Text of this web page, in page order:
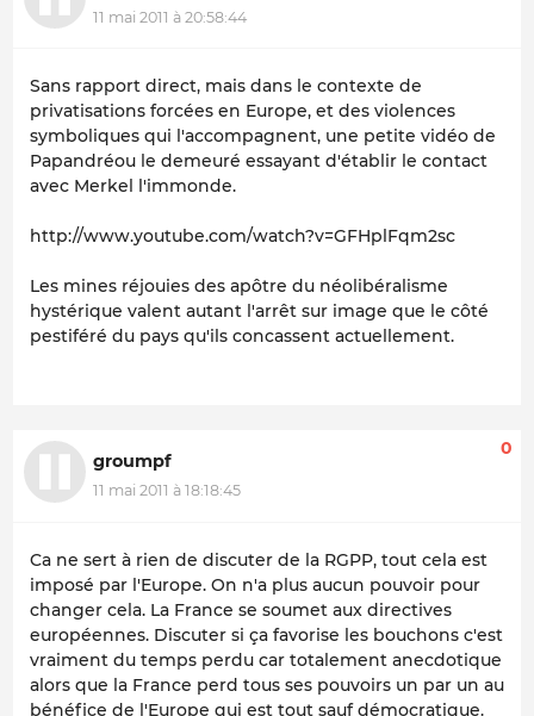
11 mai 2011 à 20:58:44
Sans rapport direct, mais dans le contexte de
privatisations forcées en Europe, et des violences
symboliques qui l'accompagnent, une petite vidéo de
Papandréou le demeuré essayant d'établir le contact
avec Merkel l'immonde.
http://www.youtube.com/watch?v=GFHplFqm2sc
Les mines réjouies des apôtre du néolibéralisme
hystérique valent autant l'arrêt sur image que le côté
pestiféré du pays qu'ils concassent actuellement.
groumpf
11 mai 2011 à 18:18:45
0
Ca ne sert à rien de discuter de la RGPP, tout cela est
imposé par l'Europe. On n'a plus aucun pouvoir pour
changer cela. La France se soumet aux directives
européennes. Discuter si ça favorise les bouchons c'est
vraiment du temps perdu car totalement anecdotique
alors que la France perd tous ses pouvoirs un par un au
bénéfice de l'Europe qui est tout sauf démocratique.